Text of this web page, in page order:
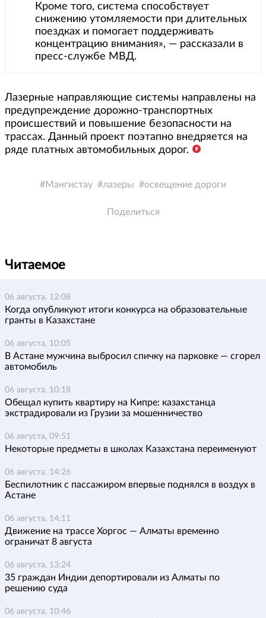
Кроме того, система способствует
снижению утомляемости при длительных
поездках и помогает поддерживать
концентрацию внимания», — рассказали в
пресс-службе МВД.
Лазерные направляющие системы направлены на
предупреждение дорожно-транспортных
происшествий и повышение безопасности на
трассах. Данный проект поэтапно внедряется на
ряде платных автомобильных дорог.
Мангистау лазеры освещение дороги
Поделиться
Читаемое
06 августа, 12:08
Когда опубликуют итоги конкурса на образовательные
гранты в Казахстане
06 августа, 10:05
В Астане мужчина выбросил спичку на парковке — сгорел
автомобиль
06 августа, 10:18
Обещал купить квартиру на Кипре: казахстанца
экстрадировали из Грузии за мошенничество
06 августа, 09:51
Некоторые предметы в школах Казахстана переименуют
06 августа, 14:26
Беспилотник с пассажиром впервые поднялся в воздух в
Астане
06 августа, 14:11
Движение на трассе Хоргос — Алматы временно
ограничат 8 августа
06 августа, 13:24
35 граждан Индии депортировали из Алматы по
решению суда
06 августа, 10:46